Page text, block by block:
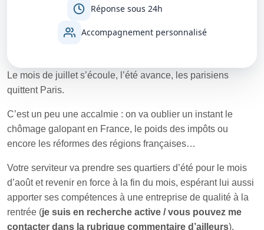
Réponse sous 24h
Accompagnement personnalisé
Le mois de juillet s’écoule, l’été avance, les parisiens
quittent Paris.
C’est un peu une accalmie : on va oublier un instant le
chômage galopant en France, le poids des impôts ou
encore les réformes des régions françaises…
Votre serviteur va prendre ses quartiers d’été pour le mois
d’août et revenir en force à la fin du mois, espérant lui aussi
apporter ses compétences à une entreprise de qualité à la
rentrée (je suis en recherche active / vous pouvez me
contacter dans la rubrique commentaire d’ailleurs).